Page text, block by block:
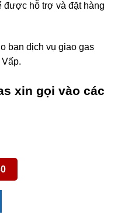
được hỗ trợ và đặt hàng
bạn dịch vụ giao gas
xin gọi vào các